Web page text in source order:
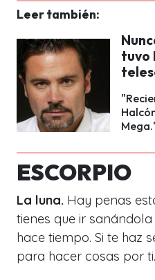
Leer también:
tuvo
ESCORPIO
La luna. Hay penas
tienes que ir
hace tiempo. Si te haz
para hacer cosas por ti.